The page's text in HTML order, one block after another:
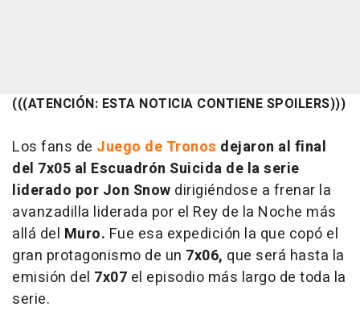
(((ATENCIÓN: ESTA NOTICIA CONTIENE SPOILERS)))
Los fans de Juego de Tronos dejaron al final
del 7x05 al Escuadrón Suicida de la serie
liderado por Jon Snow dirigiéndose a frenar la
avanzadilla liderada por el Rey de la Noche más
allá del Muro. Fue esa expedición la que copó el
gran protagonismo de un 7x06, que será hasta la
emisión del 7x07 el episodio más largo de toda la
serie.